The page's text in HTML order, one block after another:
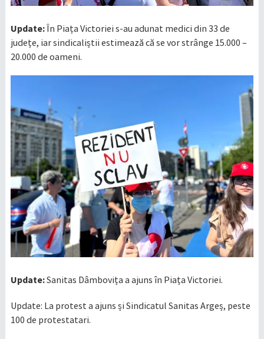
Update:În Piața Victoriei s-au adunat medici din 33 de
județe, iar sindicaliștii estimează că se vor strânge 15.000 –
20.000 de oameni.
Update:Sanitas Dâmbovița a ajuns în Piața Victoriei.
Update: La protest a ajuns și Sindicatul Sanitas Argeș, peste
100 de protestatari.